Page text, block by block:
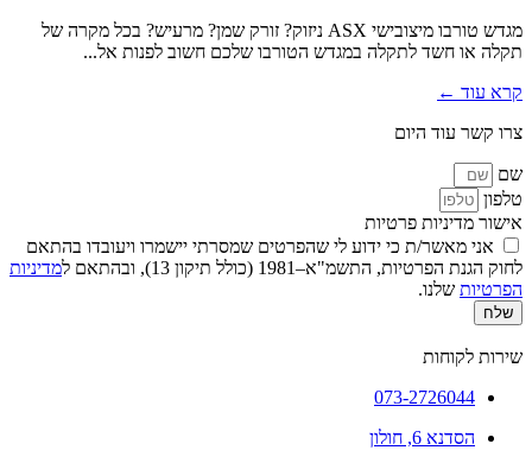
מגדש טורבו מיצובישי ASX ניזוק? זורק שמן? מרעיש? בכל מקרה של
תקלה או חשד לתקלה במגדש הטורבו שלכם חשוב לפנות אל...
קרא עוד ←
צרו קשר עוד היום
שם
טלפון
אישור מדיניות פרטיות
אני מאשר/ת כי ידוע לי שהפרטים שמסרתי יישמרו ויעובדו בהתאם
לחוק הגנת הפרטיות, התשמ"א–1981 (כולל תיקון 13), ובהתאם ל
מדיניות
הפרטיות שלנו.
שלח
שירות לקוחות
073-2726044
הסדנא 6, חולון